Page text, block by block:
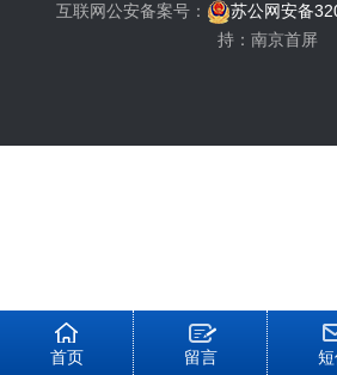
互联网公安备案号：
苏公网安备
持：南京首屏
首页 留言